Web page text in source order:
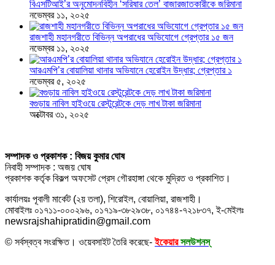
বিএসটিআই’র অনুমোদনবিহীন ‘সরিষার তেল’ বাজারজাতকারীকে জরিমানা
নভেম্বর ১১, ২০২৫
রাজশাহী মহানগরীতে বিভিন্ন অপরাধের অভিযোগে গ্রেপ্তার ১৫ জন
নভেম্বর ১১, ২০২৫
আরএমপি’র বোয়ালিয়া থানার অভিযানে হেরোইন উদ্ধার; গ্রেপ্তার ১
নভেম্বর ৫, ২০২৫
বগুড়ায় নাবিল হাইওয়ে রেস্টুরেন্টকে দেড় লাখ টাকা জরিমানা
অক্টোবর ৩১, ২০২৫
সম্পাদক ও প্রকাশক : বিজয় কুমার ঘোষ
নিবাহী সম্পাদক : অজয় ঘোষ
প্রকাশক কর্তৃক বিকল্প অফসেট প্রেস গৌরহাঙ্গা থেকে মুদ্রিত ও প্রকাশিত।
কার্যালয়ঃ পূবালী মার্কেট (২য় তলা), শিরোইল, বোয়ালিয়া, রাজশাহী।
মোবাইলঃ ০১৭১১-০০০২৯৬, ০১৭১৯-৩৮২৯৩৮, ০১৭৪৪-৭২১৮৩৭, ই-মেইলঃ
newsrajshahipratidin@gmail.com
© সর্বস্বত্ব সংরক্ষিত। ওয়েবসাইট তৈরি করেছে-ইকেয়ার সলউশনস্